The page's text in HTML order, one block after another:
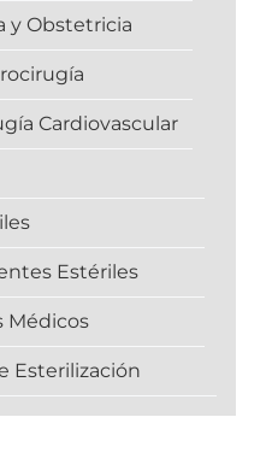
y Obstetricia
Cardiovascular
Estériles
Médicos
Esterilización